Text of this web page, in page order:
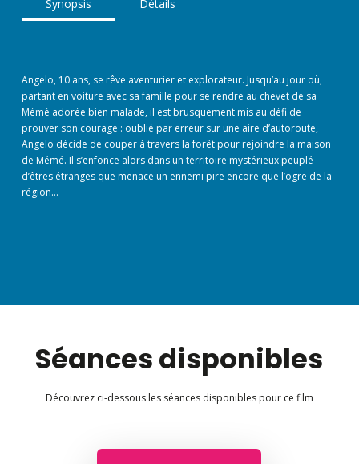
Synopsis Détails
Angelo, 10 ans, se rêve aventurier et explorateur. Jusqu’au jour où,
partant en voiture avec sa famille pour se rendre au chevet de sa
Mémé adorée bien malade, il est brusquement mis au défi de
prouver son courage : oublié par erreur sur une aire d’autoroute,
Angelo décide de couper à travers la forêt pour rejoindre la maison
de Mémé. Il s’enfonce alors dans un territoire mystérieux peuplé
d’êtres étranges que menace un ennemi pire encore que l’ogre de la
région…
Séances disponibles
Découvrez ci-dessous les séances disponibles pour ce film